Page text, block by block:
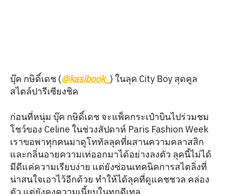
บุ๊ค กษิดิ์เดช (@kasibook_ ) ในลุค City Boy สุดคูล
สไตล์ปารีเซียงชิค
ก่อนที่หนุ่ม บุ๊ค กษิดิ์เดช จะแพ็คกระเป๋าบินไปร่วมชม
โชว์ของ Celine ในช่วงสัปดาห์ Paris Fashion Week
เราขอพาทุกคนมาดูโททัลลุคที่ผสานความคลาสสิก
และกลิ่นอายความเท่ออกมาได้อย่างลงตัว ลุคนี้ไม่ได้
มีดีแค่ความเรียบง่าย แต่ยังซ่อนเทคนิคการสไตลิ่งที่
น่าสนใจเอาไว้อีกด้วย ทำให้ได้ลุคที่ดูแคชชวล คล่อง